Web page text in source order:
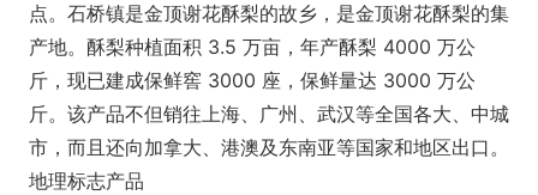
点。石桥镇是金顶谢花酥梨的故乡，是金顶谢花酥梨的集
产地。酥梨种植面积 3.5 万亩，年产酥梨 4000 万公
斤，现已建成保鲜窖 3000 座，保鲜量达 3000 万公
斤。该产品不但销往上海、广州、武汉等全国各大、中城
市，而且还向加拿大、港澳及东南亚等国家和地区出口。
地理标志产品